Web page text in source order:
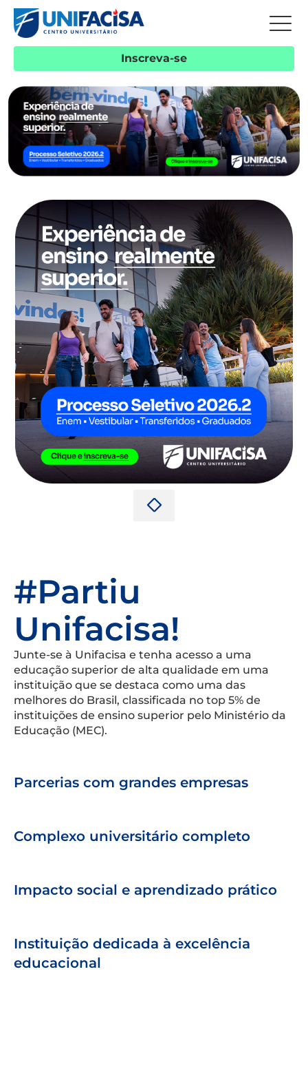
Inscreva-se
#Partiu
Unifacisa!
Junte-se à Unifacisa e tenha acesso a uma
educação superior de alta qualidade em uma
instituição que se destaca como uma das
melhores do Brasil, classificada no top 5% de
instituições de ensino superior pelo Ministério da
Educação (MEC).
Parcerias com grandes empresas
Complexo universitário completo
Impacto social e aprendizado prático
Instituição dedicada à excelência
educacional